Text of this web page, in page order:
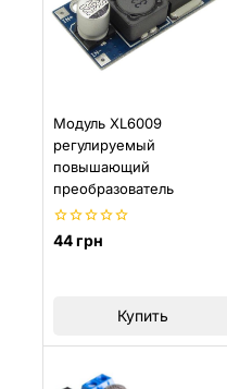
Модуль XL6009
регулируемый
повышающий
преобразователь
0
44грн
Купить